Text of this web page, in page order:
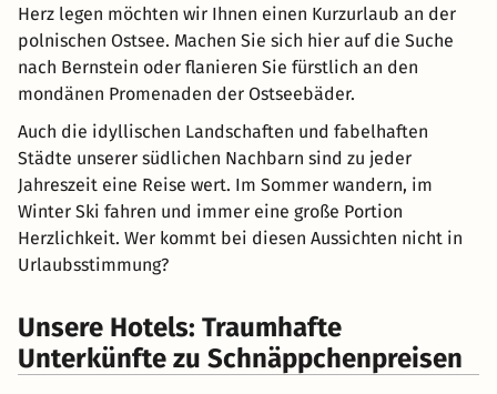
Herz legen möchten wir Ihnen einen Kurzurlaub an der
polnischen Ostsee. Machen Sie sich hier auf die Suche
nach Bernstein oder flanieren Sie fürstlich an den
mondänen Promenaden der Ostseebäder.
Auch die idyllischen Landschaften und fabelhaften
Städte unserer südlichen Nachbarn sind zu jeder
Jahreszeit eine Reise wert. Im Sommer wandern, im
Winter Ski fahren und immer eine große Portion
Herzlichkeit. Wer kommt bei diesen Aussichten nicht in
Urlaubsstimmung?
Unsere Hotels: Traumhafte
Unterkünfte zu Schnäppchenpreisen